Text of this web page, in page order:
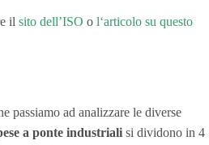
il sito dell’ISO o l‘articolo su questo
passiamo ad analizzare le diverse
a ponte industriali si dividono in 4